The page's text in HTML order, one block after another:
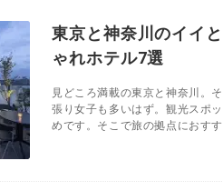
東京と神奈川のイイ
ゃれホテル7選
見どころ満載の東京と神奈川。
張り女子も多いはず。観光スポ
めです。そこで旅の拠点におす